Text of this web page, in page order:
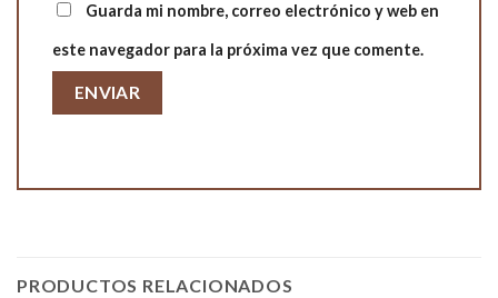
Guarda mi nombre, correo electrónico y web en
este navegador para la próxima vez que comente.
PRODUCTOS RELACIONADOS